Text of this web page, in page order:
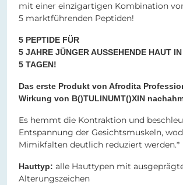
mit einer einzigartigen Kombination
5 marktführenden Peptiden!
5 PEPTIDE FÜR
5 JAHRE JÜNGER AUSSEHENDE HAUT
5 TAGEN!
Das erste Produkt von Afrodita
Wirkung von B()TULINUMT()XIN
Es hemmt die Kontraktion und
Entspannung der Gesichtsmuskeln,
Mimikfalten deutlich reduziert werden.*
Hauttyp: alle Hauttypen mit
Alterungszeichen